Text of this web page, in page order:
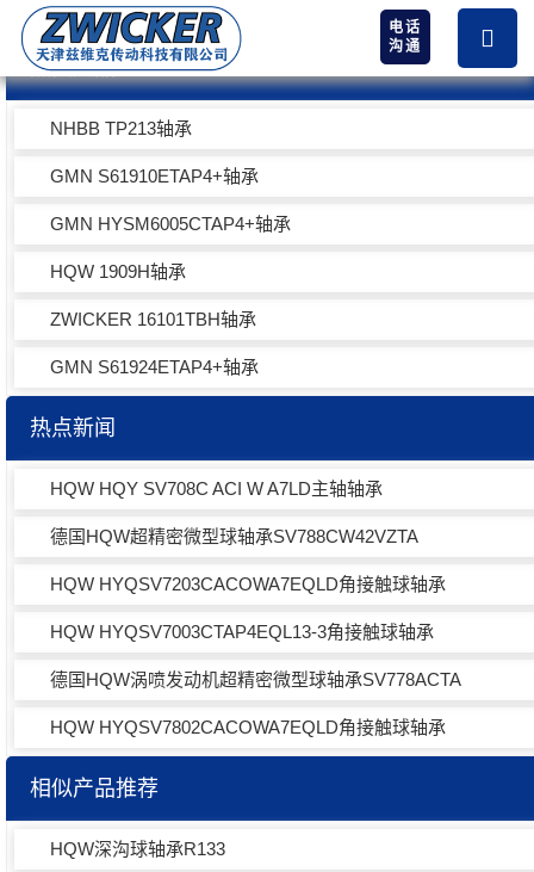
电话
沟通
热卖产品
NHBB TP213轴承
GMN S61910ETAP4+轴承
GMN HYSM6005CTAP4+轴承
HQW 1909H轴承
ZWICKER 16101TBH轴承
GMN S61924ETAP4+轴承
热点新闻
HQW HQY SV708C ACI W A7LD主轴轴承
德国HQW超精密微型球轴承SV788CW42VZTA
HQW HYQSV7203CACOWA7EQLD角接触球轴承
HQW HYQSV7003CTAP4EQL13-3角接触球轴承
德国HQW涡喷发动机超精密微型球轴承SV778ACTA
HQW HYQSV7802CACOWA7EQLD角接触球轴承
相似产品推荐
HQW深沟球轴承R133